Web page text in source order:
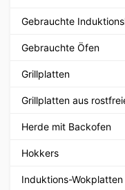
Gebrauchte
Gebrauchte Öfen
Grillplatten
Grillplatten aus
Herde mit Backofen
Hokkers
Induktions-Wokplatten